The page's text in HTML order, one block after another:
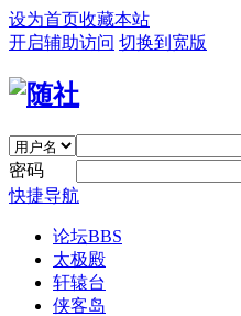
设为首页收藏本站
开启辅助访问 切换到宽版
密码
快捷导航
论坛BBS
太极殿
轩辕台
侠客岛